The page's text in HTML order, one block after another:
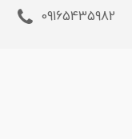
09165435982